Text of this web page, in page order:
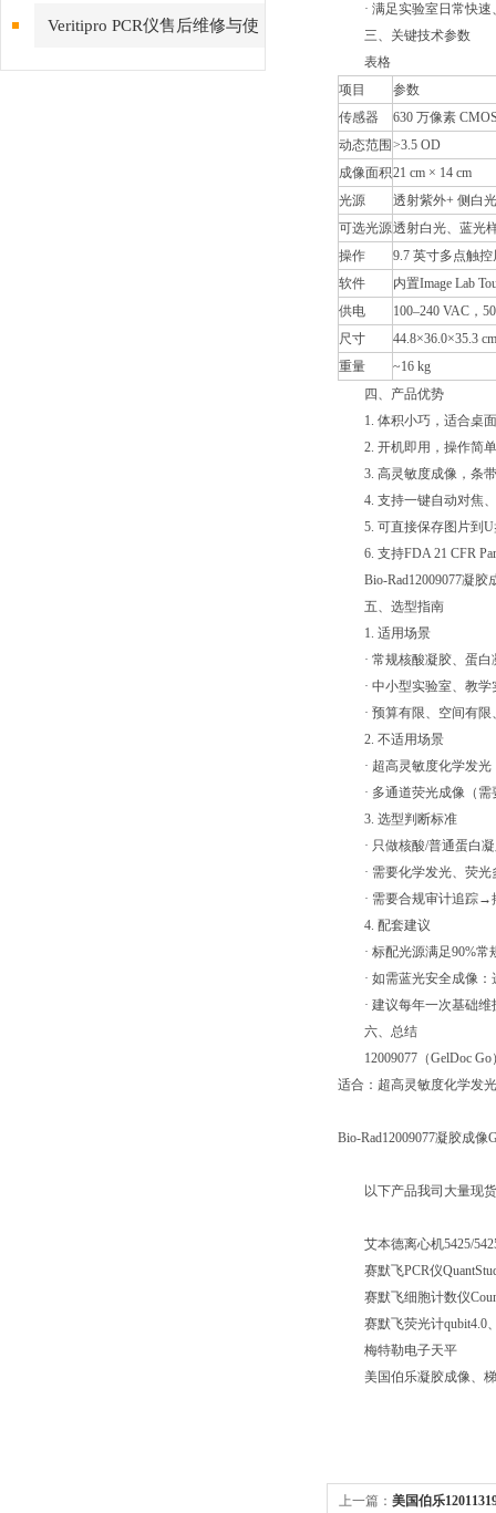
Veritipro PCR仪售后维修与使
用操作步骤
· 满足实验室日常快
三、关键技术参数
表格
项目
参数
传感器
630 万像素
动态范围 >3.5 OD
成像面积21 cm × 14 cm
光源
透射紫外+ 侧白
可选光源透射白光、蓝光
操作
9.7 英寸多点触控
软件
内置Image Lab
供电
100–240 VAC，
尺寸
44.8×36.0×35.3 cm
重量
~16 kg
四、产品优势
1. 体积小巧，适合桌
2. 开机即用，操作简
3. 高灵敏度成像，条
4. 支持一键自动对焦
5. 可直接保存图片到
6. 支持FDA 21 CFR
Bio-Rad12009077凝
五、选型指南
1. 适用场景
· 常规核酸凝胶、蛋
· 中小型实验室、教
· 预算有限、空间有
2. 不适用场景
· 超高灵敏度化学发
· 多通道荧光成像（
3. 选型判断标准
· 只做核酸/普通蛋白
· 需要化学发光、荧
· 需要合规审计追踪→
4. 配套建议
· 标配光源满足90%常
· 如需蓝光安全成像
· 建议每年一次基础
六、总结
12009077（GelDoc
适合：超高灵敏度化学发
Bio-Rad12009077凝胶成
以下产品我司大量现
艾本德离心机5425/
赛默飞PCR仪
赛默飞细胞计数仪
赛默飞荧光计qubit4.0
梅特勒电子天平
美国伯乐凝胶成像、
上一篇： 美国伯乐